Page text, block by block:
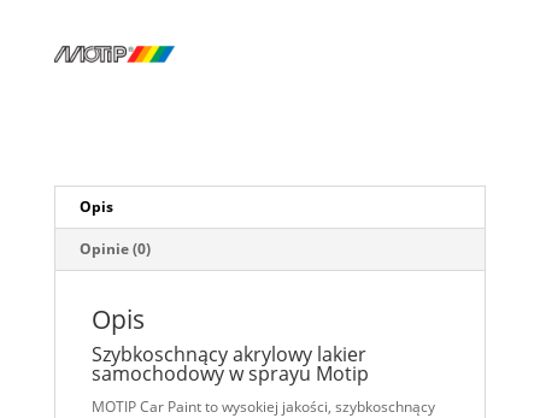
Opis
Opinie (0)
Opis
Szybkoschnący akrylowy lakier
samochodowy w sprayu Motip
MOTIP Car Paint to wysokiej jakości, szybkoschnący